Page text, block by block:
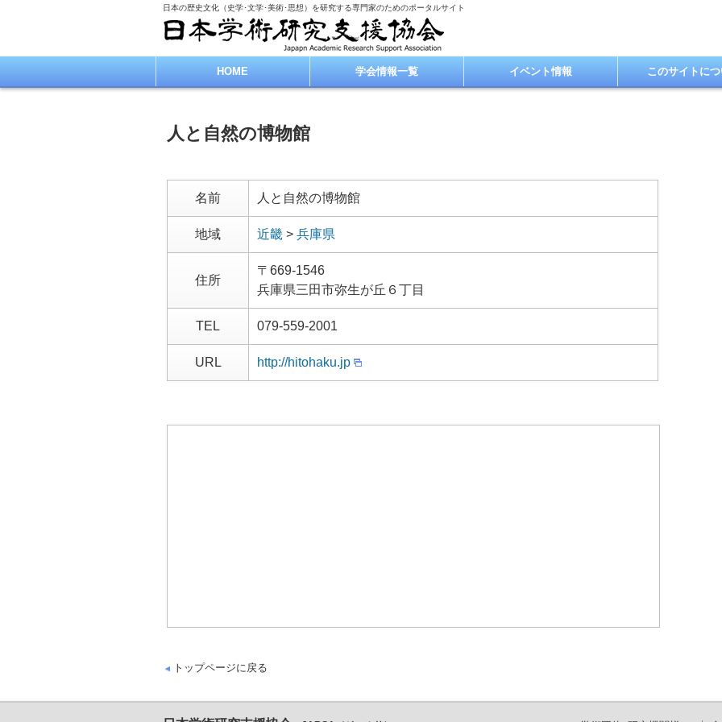
日本の歴史文化（史学･文学･美術･思想）を研究する専門家のためのポータルサイト
HOME 学会情報一覧 イベント情報 このサイトに
人と自然の博物館
名前 人と自然の博物館
地域 近畿 > 兵庫県
住所
〒669-1546
兵庫県三田市弥生が丘６丁目
TEL 079-559-2001
URL http://hitohaku.jp
トップページに戻る